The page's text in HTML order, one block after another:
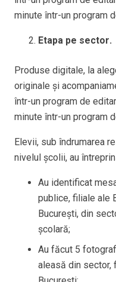
minute într-un program
Etapa pe sector.
Produse digitale, la
originale și
într-un program de
minute într-un program
Elevii, sub îndrumarea
nivelul școlii, au
Au identificat
publice, filiale ale
București, din
școlară;
Au făcut 5
aleasă din sector,